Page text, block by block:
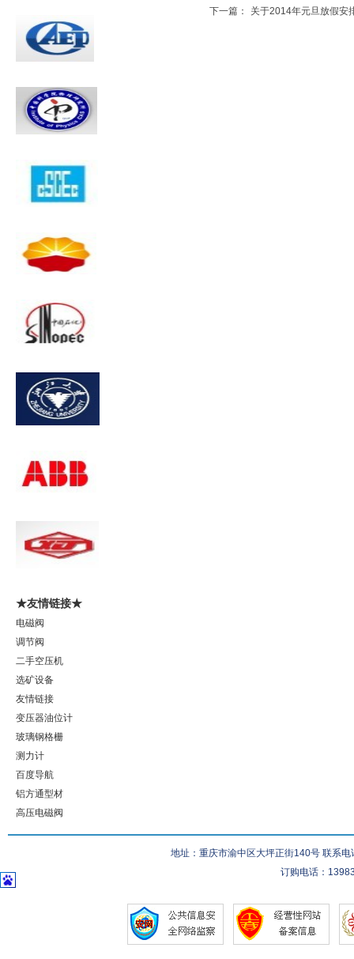
★友情链接★
电磁阀
调节阀
二手空压机
选矿设备
友情链接
变压器油位计
玻璃钢格栅
测力计
百度导航
铝方通型材
高压电磁阀
下一篇：
关于2014年元旦放假安
地址：重庆市渝中区大坪正街140号 联系
订购电话：